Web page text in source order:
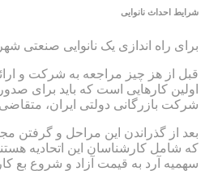
شرایط احداث نانوایی
برای راه اندازی یک نانوایی صنعتی
قبل از هز چیز مراجعه به شرکت و
اولین کارهایی است که باید برای
شرکت بازرگانی دولتی ایران،
بعد از گذراندن این مراحل و گرفتن
که شامل کارشناسان این اتحادیه
سهمیه آرد به قیمت آزاد و شروع بع